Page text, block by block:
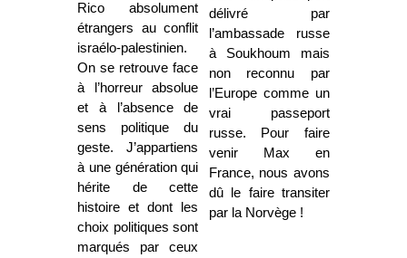
Rico absolument
étrangers au conflit
israélo-palestinien.
On se retrouve face
à l’horreur absolue
et à l’absence de
sens politique du
geste. J’appartiens
à une génération qui
hérite de cette
histoire et dont les
choix politiques sont
marqués par ceux
délivré par
l’ambassade russe
à Soukhoum mais
non reconnu par
l’Europe comme un
vrai passeport
russe. Pour faire
venir Max en
France, nous avons
dû le faire transiter
par la Norvège !